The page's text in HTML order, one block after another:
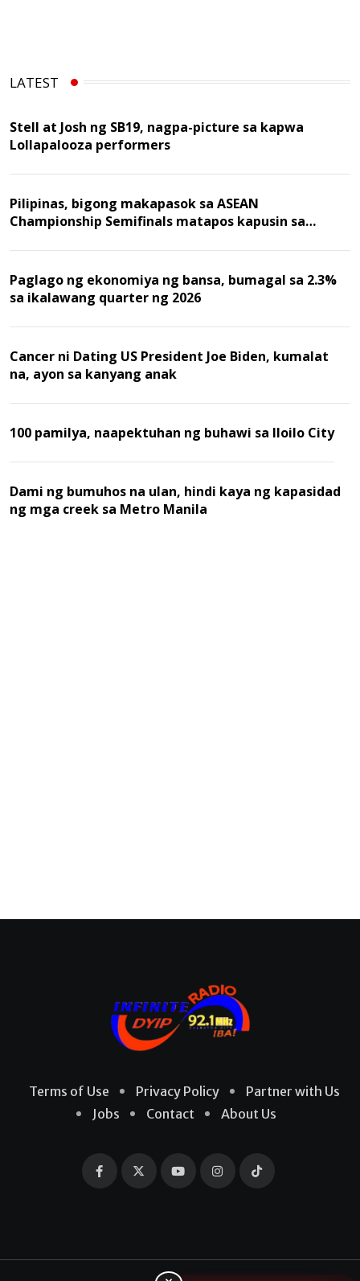
LATEST
Stell at Josh ng SB19, nagpa-picture sa kapwa
Lollapalooza performers
Pilipinas, bigong makapasok sa ASEAN
Championship Semifinals matapos kapusin sa
Paglago ng ekonomiya ng bansa, bumagal sa 2.3%
sa ikalawang quarter ng 2026
Cancer ni Dating US President Joe Biden, kumalat
na, ayon sa kanyang anak
100 pamilya, naapektuhan ng buhawi sa Iloilo City
Dami ng bumuhos na ulan, hindi kaya ng kapasidad
ng mga creek sa Metro Manila
Terms of Use Privacy Policy
Partner with Us
Jobs
Contact About Us